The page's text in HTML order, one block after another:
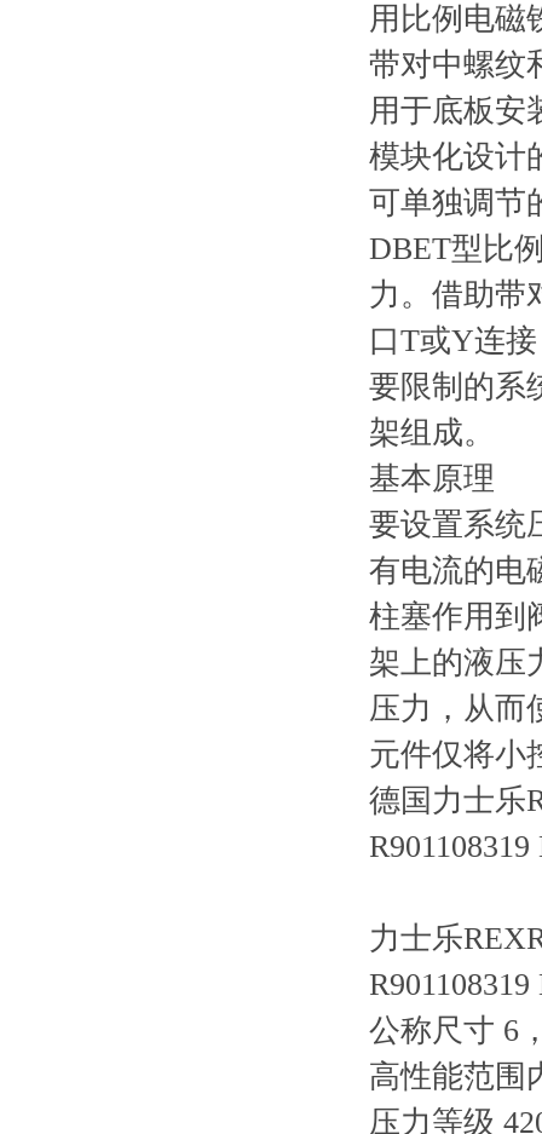
用比例电磁
带对中螺纹
用于底板安
模块化设计
可单独调节
DBET型比
力。借助带
口T或Y连
要限制的系
架组成。
基本原理
要设置系统
有电流的电
柱塞作用到
架上的液压
压力，从而
元件仅将小
德国力士乐
力士乐
公称尺寸 6
高性能范围
压力等级